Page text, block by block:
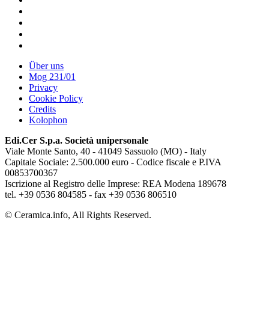
Über uns
Mog 231/01
Privacy
Cookie Policy
Credits
Kolophon
Edi.Cer S.p.a. Società unipersonale
Viale Monte Santo, 40 - 41049 Sassuolo (MO) - Italy
Capitale Sociale: 2.500.000 euro - Codice fiscale e P.IVA
00853700367
Iscrizione al Registro delle Imprese: REA Modena 189678
tel. +39 0536 804585 - fax +39 0536 806510
© Ceramica.info, All Rights Reserved.